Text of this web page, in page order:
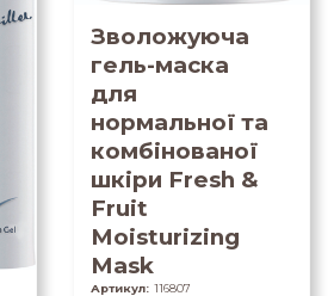
Зволожуюча
гель-маска
для
нормальної та
комбінованої
шкіри Fresh &
Fruit
Moisturizing
Mask
Артикул: 116807